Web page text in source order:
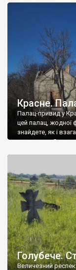
Красне.
Палац-привид у
цей палац, жодної
знайдете, як і
мешканець
Голубече.
Величезний